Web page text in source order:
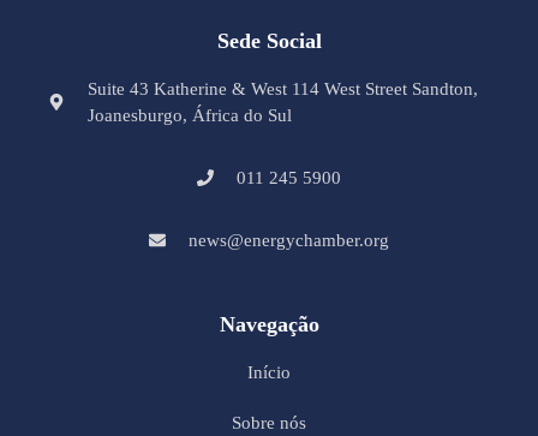
Sede Social
Suite 43 Katherine & West 114 West Street Sandton,
Joanesburgo, África do Sul
011 245 5900
news@energychamber.org
Navegação
Início
Sobre nós